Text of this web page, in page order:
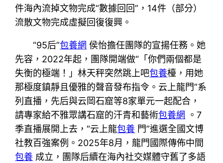
件海內流掉文物完成“數據回回”，14件（部分）
流散文物完成虛擬回復復興。
“95后”包養網 侯怡擔任團隊的宣揚任務。她
先容，2022年起，團隊開端做“「你們兩個都是
失衡的極端！」林天秤突然跳上吧包養檯，用她
那極度鎮靜且優雅的聲音發布指令。云上龍門”系
列直播，先后與云岡石窟等8家單元一起配合，
請專家給不雅眾講石窟的汗青和藝術包養網
。7
季直播展開上去，“云上龍包養 門”進選全國文博
社教百強案例。2025年8月，龍門國際傳佈中間
包養 成立，團隊后續在海內社交媒體守舊了多語